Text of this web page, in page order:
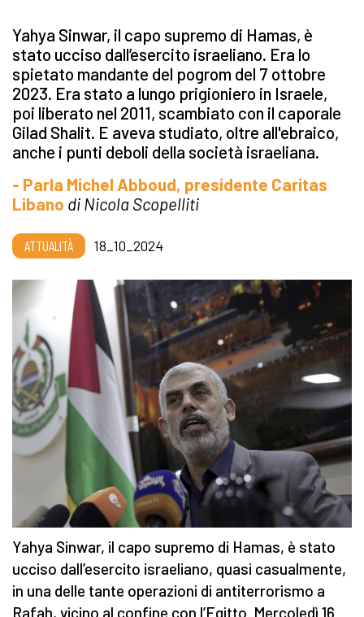
Yahya Sinwar, il capo supremo di Hamas, è
stato ucciso dall’esercito israeliano. Era lo
spietato mandante del pogrom del 7 ottobre
2023. Era stato a lungo prigioniero in Israele,
poi liberato nel 2011, scambiato con il caporale
Gilad Shalit. E aveva studiato, oltre all'ebraico,
anche i punti deboli della società israeliana.
- Parla Michel Abboud, presidente Caritas
Libano di Nicola Scopelliti
ATTUALITÀ 18_10_2024
Yahya Sinwar, il capo supremo di Hamas, è stato
ucciso dall’esercito israeliano, quasi casualmente,
in una delle tante operazioni di antiterrorismo a
Rafah, vicino al confine con l’Egitto. Mercoledì 16